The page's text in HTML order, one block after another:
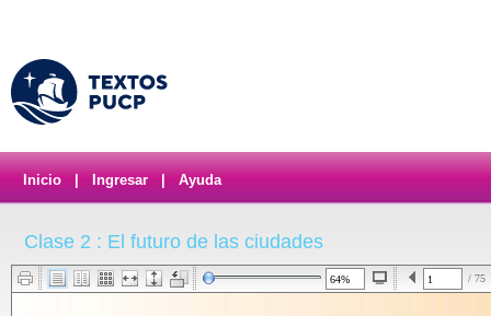
Inicio Ingresar Ayuda
Clase 2 : El futuro de las ciudades
/ 75